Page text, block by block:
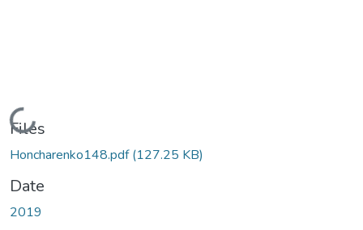
Loading...
Files
Honcharenko148.pdf(127.25 KB)
Date
2019